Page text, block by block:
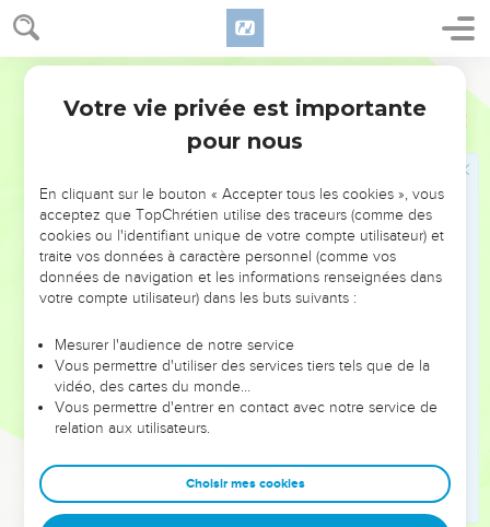
Genèse 38
21 וַיִּשְׁאַ֞ל אֶת־אַנְשֵׁ֤י מְקֹמָהּ֙ לֵאמֹ֔ר אַיֵּ֧ה הַקְּדֵשָׁ֛ה הִ֥וא בָעֵינַ֖יִם עַל־הַדָּ֑רֶךְ
וַיֹּ֣אמְר֔וּ לֹא־הָיְתָ֥ה בָזֶ֖ה קְדֵשָֽׁה׃
22
וַיָּ֙שָׁב֙ אֶל־יְהוּדָ֔ה וַיֹּ֖אמֶר לֹ֣א מְצָאתִ֑יהָ וְגַ֨ם אַנְשֵׁ֤י הַמָּקוֹם֙ אָֽמְר֔וּ
לֹא־הָיְתָ֥ה בָזֶ֖ה קְדֵשָֽׁה׃
23
וַיֹּ֤אמֶר יְהוּדָה֙ תִּֽקַּֽח־לָ֔הּ פֶּ֖ן נִהְיֶ֣ה לָב֑וּז הִנֵּ֤ה שָׁלַ֙חְתִּי֙ הַגְּדִ֣י הַזֶּ֔ה וְאַתָּ֖ה
וַיְהִ֣י ׀ כְּמִשְׁלֹ֣שׁ חֳדָשִׁ֗ים וַיֻּגַּ֨ד לִֽיהוּדָ֤ה לֵֽאמֹר֙ זָֽנְתָה֙ תָּמָ֣ר כַּלָּתֶ֔ךָ וְגַ֛ם
הִנֵּ֥ה הָרָ֖ה לִזְנוּנִ֑ים וַיֹּ֣אמֶר יְהוּדָ֔ה הוֹצִיא֖וּהָ וְתִשָּׂרֵֽף׃
הִ֣וא מוּצֵ֗את וְהִ֨יא שָׁלְחָ֤ה אֶל־חָמִ֙יהָ֙ לֵאמֹ֔ר לְאִישׁ֙ אֲשֶׁר־אֵ֣לֶּה לּ֔וֹ
אָנֹכִ֖י הָרָ֑ה וַתֹּ֙אמֶר֙ הַכֶּר־נָ֔א לְמִ֞י הַחֹתֶ֧מֶת וְהַפְּתִילִ֛ים וְהַמַּטֶּ֖ה הָאֵֽלֶּה׃
וְלֹֽא־יָסַ֥ף ע֖וֹד לְדַעְתָּֽה׃
וַיְהִ֖י בְּעֵ֣ת לִדְתָּ֑הּ וְהִנֵּ֥ה תְאוֹמִ֖ים בְּבִטְנָֽהּ׃
וַיְהִ֥י בְלִדְתָּ֖הּ וַיִּתֶּן־יָ֑ד וַתִּקַּ֣ח הַמְיַלֶּ֗דֶת וַתִּקְשֹׁ֨ר עַל־יָד֤וֹ שָׁנִי֙ לֵאמֹ֔ר זֶ֖ה
וַיְהִ֣י ׀ כְּמֵשִׁ֣יב יָד֗וֹ וְהִנֵּה֙ יָצָ֣א אָחִ֔יו וַתֹּ֕אמֶר מַה־פָּרַ֖צְתָּ עָלֶ֣יךָ פָּ֑רֶץ
וַיִּקְרָ֥א שְׁמ֖וֹ פָּֽרֶץ׃
Votre vie privée est importante
pour nous
En cliquant sur le bouton « Accepter tous les cookies », vous
acceptez que TopChrétien utilise des traceurs (comme des
cookies ou l'identifiant unique de votre compte utilisateur) et
traite vos données à caractère personnel (comme vos
données de navigation et les informations renseignées dans
votre compte utilisateur) dans les buts suivants :
Mesurer l'audience de notre service
Vous permettre d'utiliser des services tiers tels que de la
vidéo, des cartes du monde…
Vous permettre d'entrer en contact avec notre service de
relation aux utilisateurs.
Choisir mes cookies